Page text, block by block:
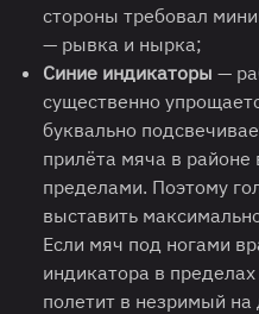
стороны требовал
— рывка и нырка;
Синие индикаторы —
существенно
буквально
прилёта мяча в районе
пределами. Поэтому
выставить
Если мяч под ногами
индикатора в
полетит в незримый